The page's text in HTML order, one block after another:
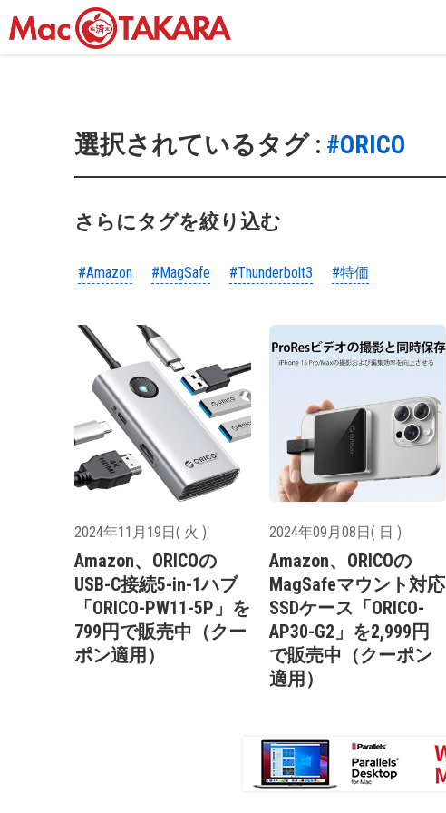
選択されているタグ : #ORICO
さらにタグを絞り込む
#Amazon #MagSafe #Thunderbolt3 #特価
2024年11月19日( 火 )
Amazon、ORICOの
USB-C接続5-in-1ハブ
「ORICO-PW11-5P」を
799円で販売中（クー
ポン適用）
2024年09月08日( 日 )
Amazon、ORICOの
MagSafeマウント対応
SSDケース「ORICO-
AP30-G2」を2,999円
で販売中（クーポン
適用）